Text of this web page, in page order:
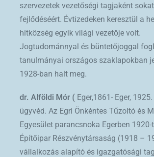
szervezetek vezetőségi tagjaként
fejlődéséért. Évtizedeken keresztül a
hitközség egyik világi vezetője volt.
Jogtudománnyal és büntetőjoggal
tanulmányai országos szaklapokban
1928-ban halt meg.
dr. Alföldi Mór ( Eger,1861- Eger,
ügyvéd. Az Egri Önkéntes Tűzoltó és
Egyesület parancsnoka Egerben 1920-
Építőipar Részvénytársaság (1918 –
vállalkozás alapító és igazgatósági